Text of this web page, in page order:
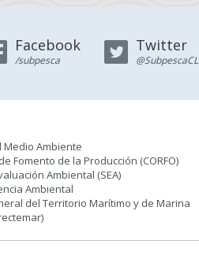
Facebook
/subpesca
Twitter
@SubpescaCL
Ambiente
Fomento de la Producción (CORFO)
Ambiental (SEA)
Ambiental
del Territorio Marítimo y de Marina
)